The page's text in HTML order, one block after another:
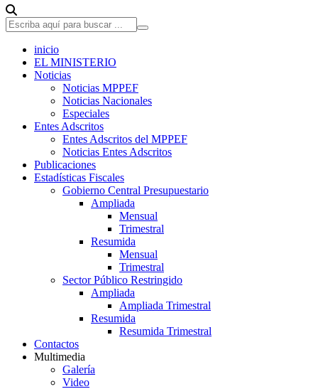
inicio
EL MINISTERIO
Noticias
Noticias MPPEF
Noticias Nacionales
Especiales
Entes Adscritos
Entes Adscritos del MPPEF
Noticias Entes Adscritos
Publicaciones
Estadísticas Fiscales
Gobierno Central Presupuestario
Ampliada
Mensual
Trimestral
Resumida
Mensual
Trimestral
Sector Público Restringido
Ampliada
Ampliada Trimestral
Resumida
Resumida Trimestral
Contactos
Multimedia
Galería
Video